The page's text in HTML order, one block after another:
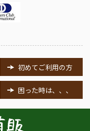
初めてご利用の方
困った時は、、、